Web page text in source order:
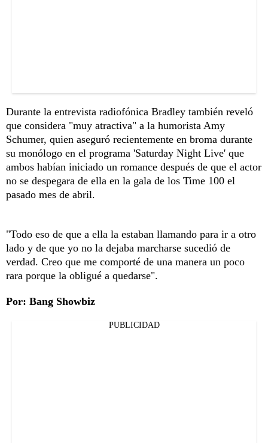
Durante la entrevista radiofónica Bradley también reveló
que considera "muy atractiva" a la humorista Amy
Schumer, quien aseguró recientemente en broma durante
su monólogo en el programa 'Saturday Night Live' que
ambos habían iniciado un romance después de que el actor
no se despegara de ella en la gala de los Time 100 el
pasado mes de abril.
"Todo eso de que a ella la estaban llamando para ir a otro
lado y de que yo no la dejaba marcharse sucedió de
verdad. Creo que me comporté de una manera un poco
rara porque la obligué a quedarse".
Por: Bang Showbiz
PUBLICIDAD